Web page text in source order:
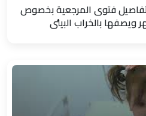
فتوى المرجعية بخصوص
ويصفها بالخراب البيئي